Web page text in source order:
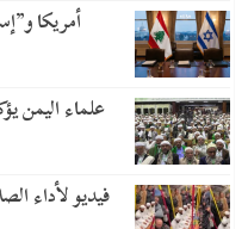
أمريكا
علماء اليمن
فيديو لأداء